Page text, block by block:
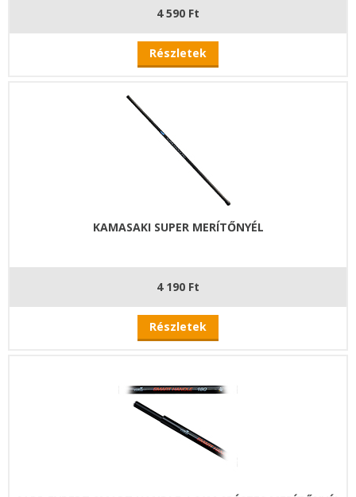
4 590 Ft
Részletek
KAMASAKI SUPER MERÍTŐNYÉL
4 190 Ft
Részletek